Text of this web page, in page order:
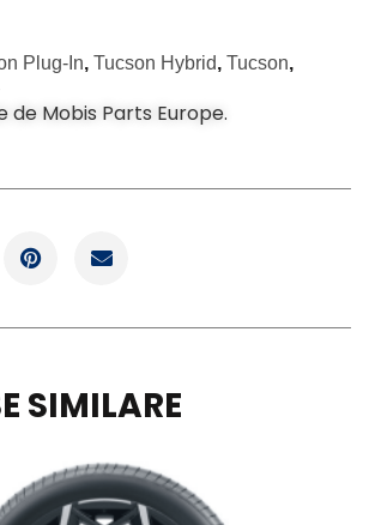
Plug-In, Tucson Hybrid, Tucson,
de Mobis Parts Europe.
SIMILARE